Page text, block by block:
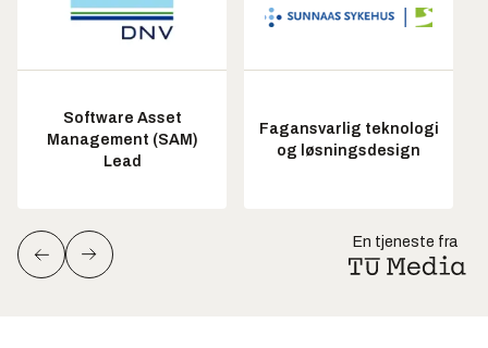
Software Asset
Management (SAM)
Lead
Fagansvarlig teknologi
og løsningsdesign
En tjeneste fra